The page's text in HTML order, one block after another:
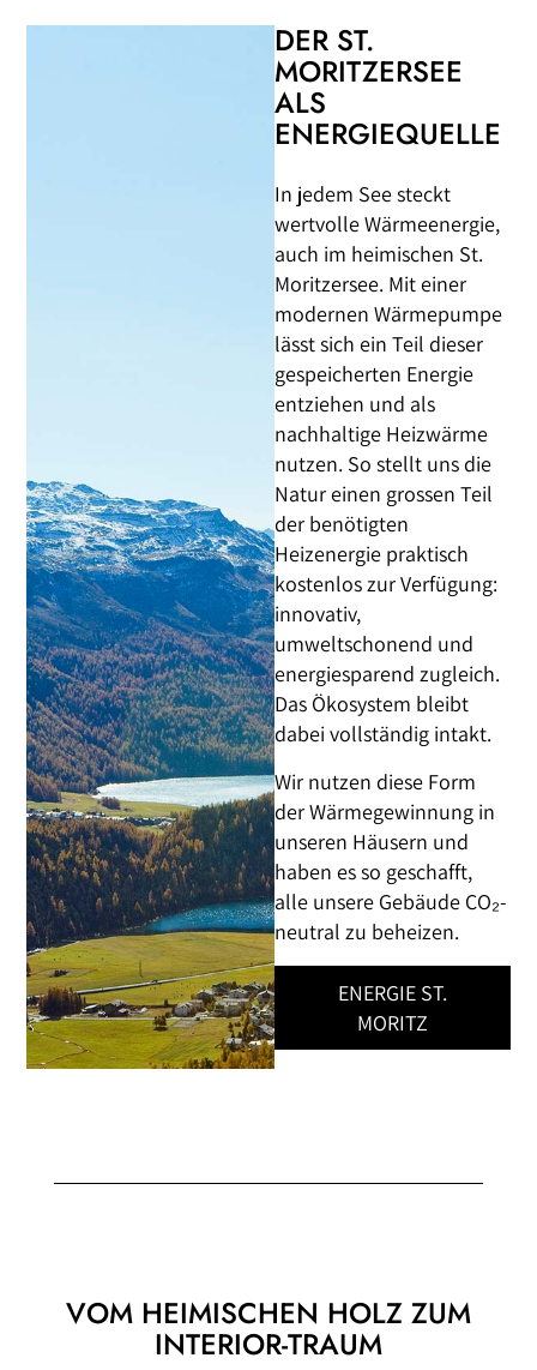
DER ST.
MORITZERSEE
ALS
ENERGIEQUELLE
In jedem See steckt
wertvolle Wärmeenergie,
auch im heimischen St.
Moritzersee. Mit einer
modernen Wärmepumpe
lässt sich ein Teil dieser
gespeicherten Energie
entziehen und als
nachhaltige Heizwärme
nutzen. So stellt uns die
Natur einen grossen Teil
der benötigten
Heizenergie praktisch
kostenlos zur Verfügung:
innovativ,
umweltschonend und
energiesparend zugleich.
Das Ökosystem bleibt
dabei vollständig intakt.
Wir nutzen diese Form
der Wärmegewinnung in
unseren Häusern und
haben es so geschafft,
alle unsere Gebäude CO₂-
neutral zu beheizen.
ENERGIE ST.
MORITZ
VOM HEIMISCHEN HOLZ ZUM
INTERIOR-TRAUM